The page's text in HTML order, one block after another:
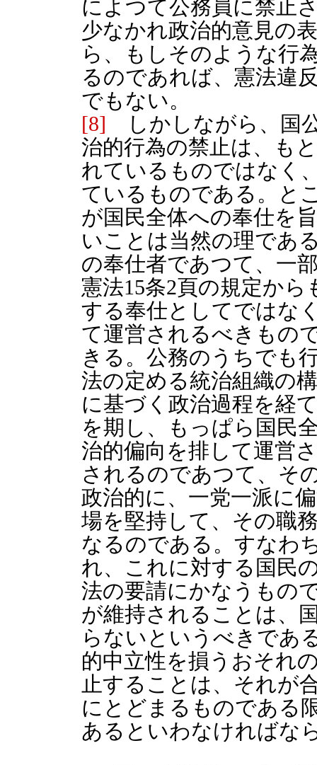
によつて公務員に禁止
少なかれ政治的意見の
ら、もしそのような行
るのであれば、憲法違
でもない。
[8] しかしながら、国
治的行為の禁止は、も
れているものではなく
ているものである。と
が国民全体への奉仕を
いことは当然の理であ
の奉仕者であつて、一
憲法15条2頁の規定か
する奉仕としてではな
て運営されるべきもの
きる。公務のうちでも
法の定める統治組織の
に基づく政治過程を経
を期し、もっぱら国民
治的偏向を排して運営
されるのであつて、そ
政治的に、一党一派に
場を堅持して、その職
なるのである。すなわ
れ、これに対する国民
法の要請にかなうもの
が維持されることは、
らないというべきであ
的中立性を損うおそれ
止することは、それが
にとどまるものである
あるといわなければな